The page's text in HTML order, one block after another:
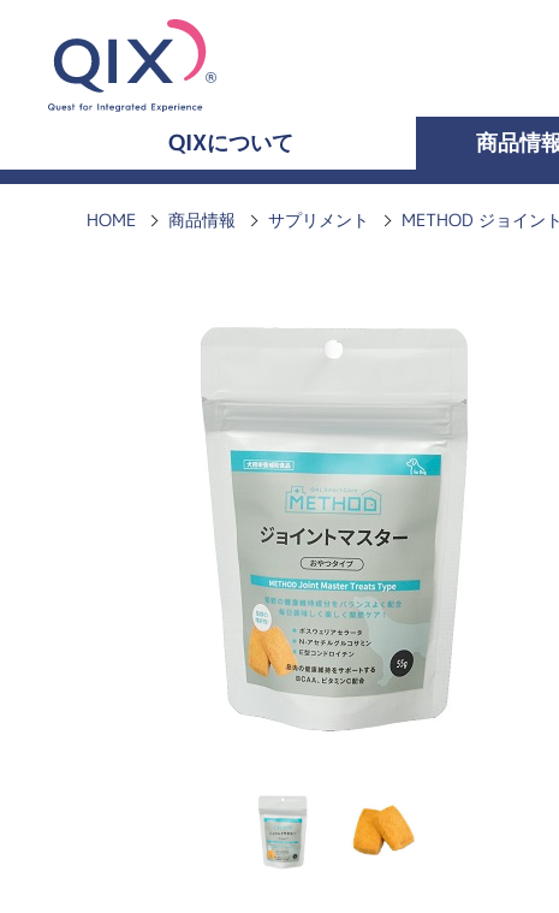
QIXについて 商品情
HOME 商品情報 サプリメント METHOD ジョイン